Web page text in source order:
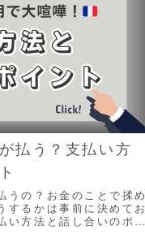
払う？支払い方
うの？お金のことで揉め
するかは事前に決めてお
い方法と話し合いのポイ